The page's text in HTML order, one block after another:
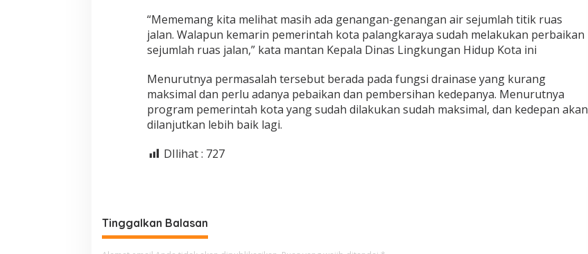
“Mememang kita melihat masih ada genangan-genangan air sejumlah titik ruas
jalan. Walapun kemarin pemerintah kota palangkaraya sudah melakukan perbaikan
sejumlah ruas jalan,” kata mantan Kepala Dinas Lingkungan Hidup Kota ini
Menurutnya permasalah tersebut berada pada fungsi drainase yang kurang
maksimal dan perlu adanya pebaikan dan pembersihan kedepanya. Menurutnya
program pemerintah kota yang sudah dilakukan sudah maksimal, dan kedepan akan
dilanjutkan lebih baik lagi.
DIlihat : 727
Tinggalkan Balasan